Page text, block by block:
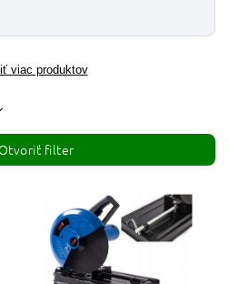
viac produktov
Otvoriť filter